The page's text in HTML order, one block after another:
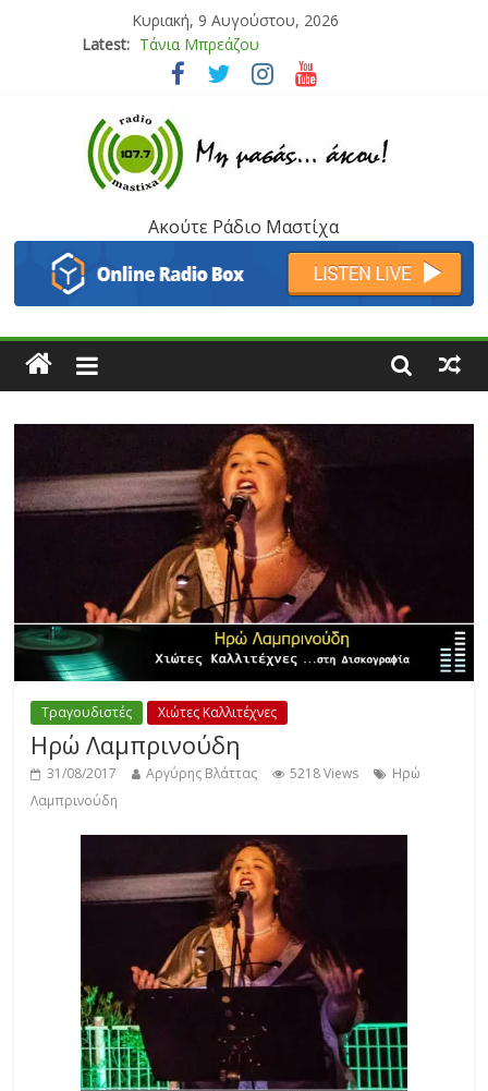
Κυριακή, 9 Αυγούστου, 2026
Latest: Bliss
Μάνος Τρυπιάς & Γιώργος Στρατάκης
Ιορδάνης Αγαπητός
Μαριάννα Μασάδη
Τάνια Μπρεάζου
Ακούτε Ράδιο Μαστίχα
Τραγουδιστές Χιώτες Καλλιτέχνες
Ηρώ Λαμπρινούδη
31/08/2017 Αργύρης Βλάττας 5218 Views
Ηρώ
Λαμπρινούδη